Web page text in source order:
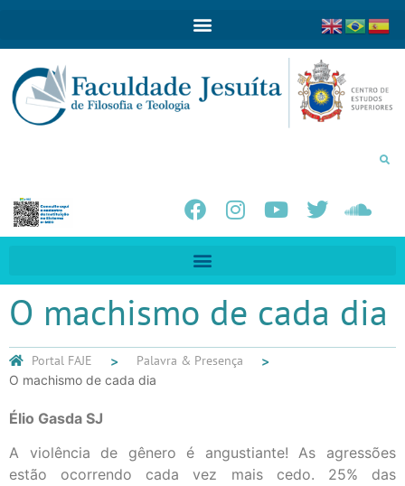
O machismo de cada dia
Portal FAJE Palavra & Presença
O machismo de cada dia
Élio Gasda SJ
A violência de gênero é angustiante! As agressões
estão ocorrendo cada vez mais cedo. 25% das